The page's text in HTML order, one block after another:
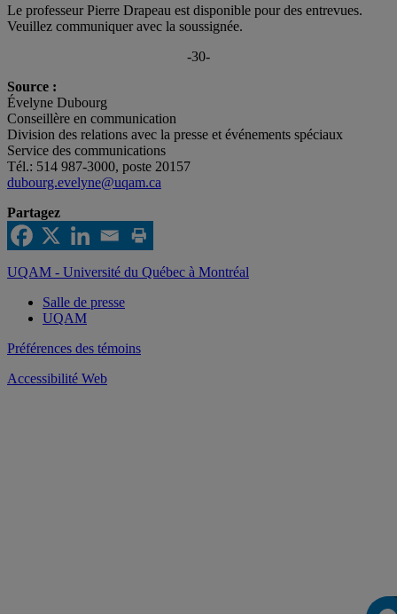
Le professeur Pierre Drapeau est disponible pour des entrevues.
Veuillez communiquer avec la soussignée.
-30-
Source :
Évelyne Dubourg
Conseillère en communication
Division des relations avec la presse et événements spéciaux
Service des communications
Tél.: 514 987-3000, poste 20157
dubourg.evelyne@uqam.ca
Partagez
UQAM - Université du Québec à Montréal
Salle de presse
UQAM
Préférences des témoins
Accessibilité Web